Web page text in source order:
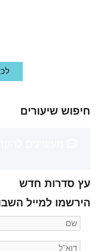
חיפוש שיעורים
עץ סדרות חדש
הירשמו למייל